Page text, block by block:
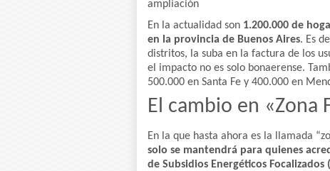
ampliación
En la actualidad son 1.200.000 de
en la provincia de Buenos Aires. Es
distritos, la suba en la factura de los
el impacto no es solo bonaerense.
500.000 en Santa Fe y 400.000 en
El cambio en «Zona
En la que hasta ahora es la llamada
solo se mantendrá para quienes
de Subsidios Energéticos Focalizados